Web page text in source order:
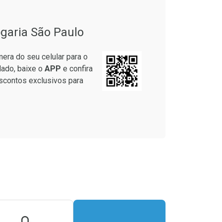
São Paulo
do seu celular para o
baixe o APP e confira
exclusivos para